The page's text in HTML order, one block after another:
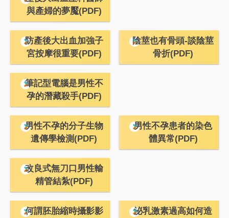
與產婦的夢魘(PDF)
防產後大出血加強子
宮按摩很重要(PDF)
陰莖也有骨頭-談陰莖
骨折(PDF)
筆記型電腦是男性不
孕的潛藏殺手(PDF)
男性不孕的分子生物
遺傳學檢測(PDF)
男性不孕患者的染色
體異常(PDF)
改良式無刀口男性輸
精管結紮(PDF)
何謂胚胎縮時攝影影
泌乳激素過高如何造